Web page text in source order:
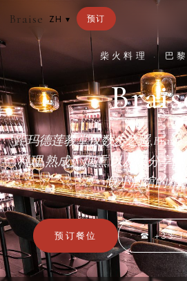
Braise ZH ▾ 预订
柴火料理 · 巴
距玛德莲教堂仅数步之遥
料理:熟成、烟熏,以及供分享
慨小酒馆的精
预订餐位 ☎ +33 1